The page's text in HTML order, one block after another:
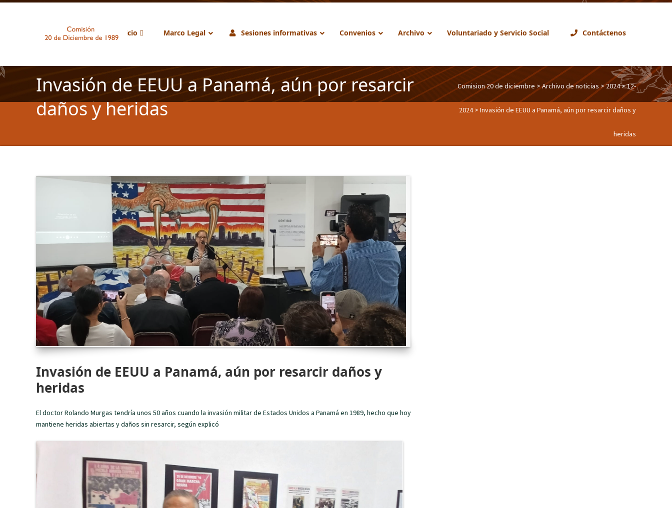
Inicio Marco Legal Sesiones informativas Convenios Archivo Voluntariado y Servicio Social Contáctenos
Invasión de EEUU a Panamá, aún por resarcir
daños y heridas
Comision 20 de diciembre >Archivo de noticias>2024>12-
2024> Invasión de EEUU a Panamá, aún por resarcir daños y
heridas
Invasión de EEUU a Panamá, aún por resarcir daños y
heridas
El doctor Rolando Murgas tendría unos 50 años cuando la invasión militar de Estados Unidos a Panamá en 1989, hecho que hoy
mantiene heridas abiertas y daños sin resarcir, según explicó